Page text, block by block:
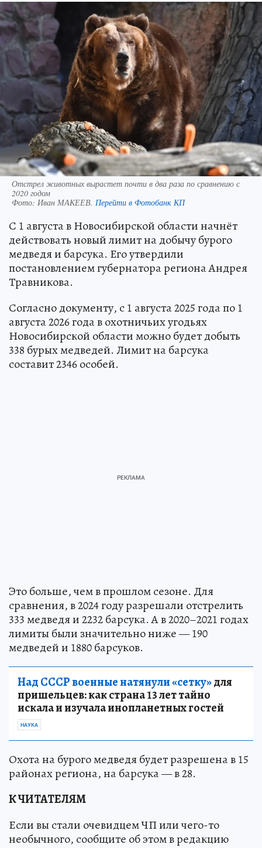
Отстрел животных вырастет почти в два раза по сравнению с
2020 годом
Фото: Иван МАКЕЕВ. Перейти в Фотобанк КП
С 1 августа в Новосибирской области начнёт
действовать новый лимит на добычу бурого
медведя и барсука. Его утвердили
постановлением губернатора региона Андрея
Травникова.
Согласно документу, с 1 августа 2025 года по 1
августа 2026 года в охотничьих угодьях
Новосибирской области можно будет добыть
338 бурых медведей. Лимит на барсука
составит 2346 особей.
Это больше, чем в прошлом сезоне. Для
сравнения, в 2024 году разрешали отстрелить
333 медведя и 2232 барсука. А в 2020–2021 годах
лимиты были значительно ниже — 190
медведей и 1880 барсуков.
Над СССР военные натянули «сетку»для
пришельцев: как страна 13 лет тайно
искала и изучала инопланетных гостей
НАУКА
Охота на бурого медведя будет разрешена в 15
районах региона, на барсука — в 28.
К ЧИТАТЕЛЯМ
Если вы стали очевидцем ЧП или чего-то
необычного, сообщите об этом в редакцию